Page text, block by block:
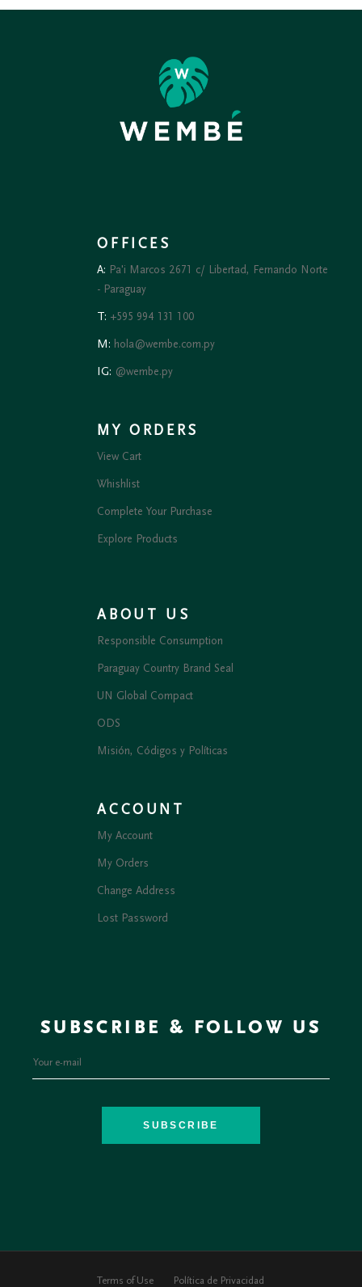
OFFICES
A: Pa'i Marcos 2671 c/ Libertad, Fernando Norte
- Paraguay
T: +595 994 131 100
M: hola@wembe.com.py
IG: @wembe.py
MY ORDERS
View Cart
Whishlist
Complete Your Purchase
Explore Products
ABOUT US
Responsible Consumption
Paraguay Country Brand Seal
UN Global Compact
ODS
Misión, Códigos y Políticas
ACCOUNT
My Account
My Orders
Change Address
Lost Password
SUBSCRIBE & FOLLOW US
SUBSCRIBE
Terms of Use Política de Privacidad